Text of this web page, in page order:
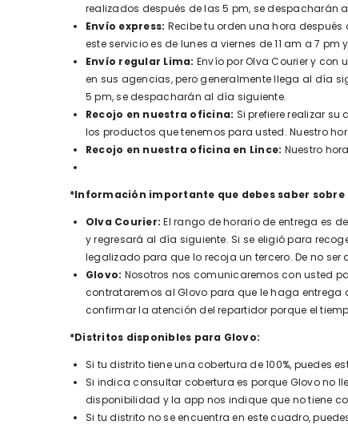
realizados después de las 5 pm, se despacharán
Envío express: Recibe tu orden una hora
este servicio es de lunes a viernes de 11 am a 7 pm
Envío regular Lima: Envío por Olva Courier y con
en sus agencias, pero generalmente llega al día
5 pm, se despacharán al día siguiente.
Recojo en nuestra oficina: Si prefiere realizar
los productos que tenemos para usted. Nuestro
Recojo en nuestra oficina en Lince: Nuestro
*Información importante que debes saber sobre
Olva Courier: El rango de horario de entrega es
y regresará al día siguiente. Si se eligió para
legalizado para que lo recoja un tercero. De no ser
Glovo: Nosotros nos comunicaremos con usted
contrataremos al Glovo para que le haga entrega
confirmar la atención del repartidor porque el
*Distritos disponibles para Glovo:
Si tu distrito tiene una cobertura de 100%, puedes
Si indica consultar cobertura es porque Glovo no
disponibilidad y la app nos indique que no tiene
Si tu distrito no se encuentra en este cuadro,